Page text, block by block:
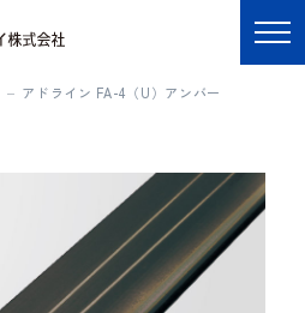
アドライン FA-4（U）アンバー